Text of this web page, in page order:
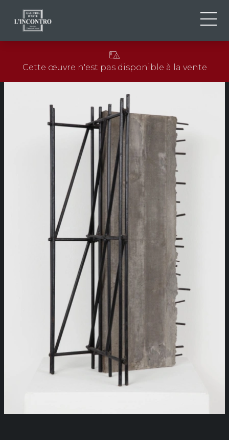
EN
FR
NEWS ED EVENTS
EXPOSITIONS
CONTACTS
Cette œuvre n'est pas disponible à la vente